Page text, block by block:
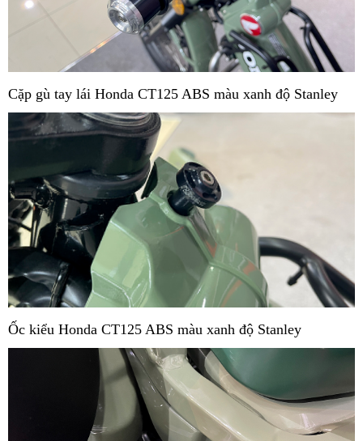
Cặp gù tay lái Honda CT125 ABS màu xanh độ Stanley
Ốc kiểu Honda CT125 ABS màu xanh độ Stanley